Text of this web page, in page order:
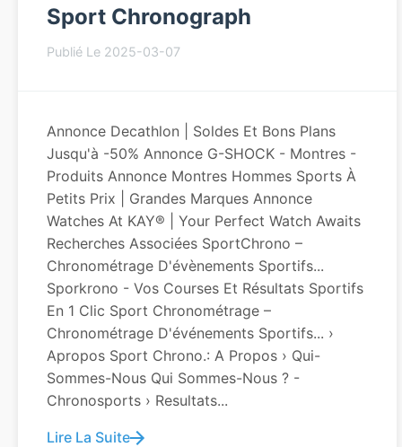
Sport Chronograph
Publié Le 2025-03-07
Annonce Decathlon | Soldes Et Bons Plans
Jusqu'à -50% Annonce G-SHOCK - Montres -
Produits Annonce Montres Hommes Sports À
Petits Prix | Grandes Marques Annonce
Watches At KAY® | Your Perfect Watch Awaits
Recherches Associées SportChrono –
Chronométrage D'évènements Sportifs...
Sporkrono - Vos Courses Et Résultats Sportifs
En 1 Clic Sport Chronométrage –
Chronométrage D'événements Sportifs... ›
Apropos Sport Chrono.: A Propos › Qui-
Sommes-Nous Qui Sommes-Nous ? -
Chronosports › Resultats...
Lire La Suite